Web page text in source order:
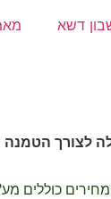
דשא
לצורך הטמנה
כוללים